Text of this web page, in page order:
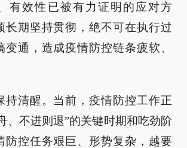
有效性已被有力证明的应对方
长期坚持贯彻，绝不可在执行过
变通，造成疫情防控链条疲软、
持清醒。当前，疫情防控工作正
、不进则退”的关键时期和吃劲阶
防控任务艰巨、形势复杂，越要